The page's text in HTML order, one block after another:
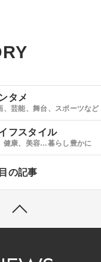
タメ
、芸能、舞台、スポーツなど
フスタイル
健康、美容…暮らし豊かに
の記事